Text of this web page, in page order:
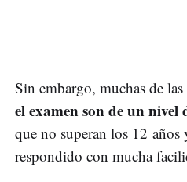
Sin embargo, muchas de las
el examen son de un
que no superan los 12 años
respondido con mucha